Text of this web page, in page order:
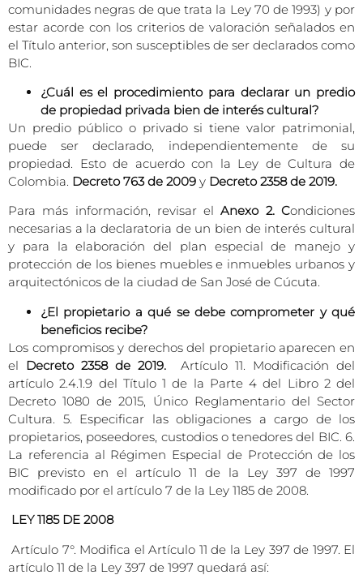
comunidades negras de que trata la Ley 70 de 1993) y por
estar acorde con los criterios de valoración señalados en
el Título anterior, son susceptibles de ser declarados como
BIC.
¿Cuál es el procedimiento para declarar un predio
de propiedad privada bien de interés cultural?
Un predio público o privado si tiene valor patrimonial,
puede ser declarado, independientemente de su
propiedad. Esto de acuerdo con la Ley de Cultura de
Colombia. Decreto 763 de 2009 y Decreto 2358 de 2019.
Para más información, revisar elAnexo 2. Condiciones
necesarias a la declaratoria de un bien de interés cultural
y para la elaboración del plan especial de manejo y
protección de los bienes muebles e inmuebles urbanos y
arquitectónicos de la ciudad de San José de Cúcuta.
¿El propietario a qué se debe comprometer y qué
beneficios recibe?
Los compromisos y derechos del propietario aparecen en
el Decreto 2358 de 2019. Artículo 11. Modificación del
artículo 2.4.1.9 del Título 1 de la Parte 4 del Libro 2 del
Decreto 1080 de 2015, Único Reglamentario del Sector
Cultura. 5. Especificar las obligaciones a cargo de los
propietarios, poseedores, custodios o tenedores del BIC. 6.
La referencia al Régimen Especial de Protección de los
BIC previsto en el artículo 11 de la Ley 397 de 1997
modificado por el artículo 7 de la Ley 1185 de 2008.
LEY 1185 DE 2008
Artículo 7°. Modifica el Artículo 11 de la Ley 397 de 1997. El
artículo 11 de la Ley 397 de 1997 quedará así: